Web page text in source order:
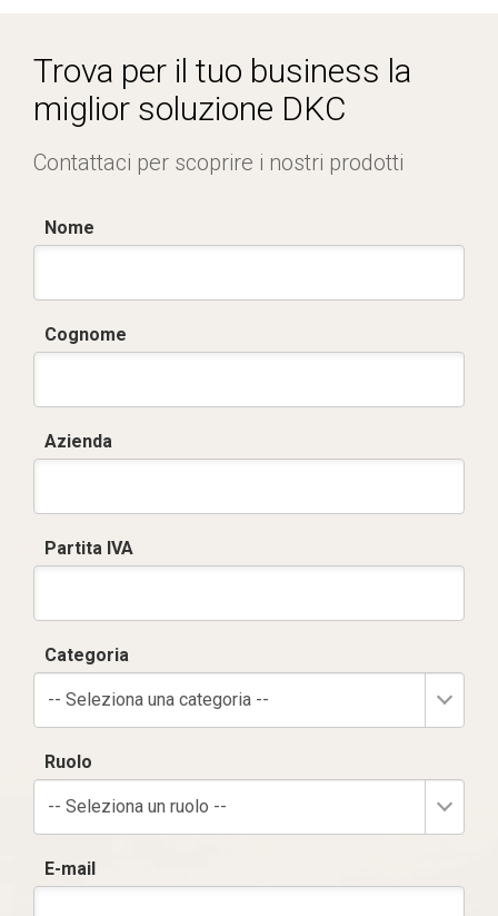
Trova per il tuo business la
miglior soluzione DKC
Contattaci per scoprire i nostri prodotti
Nome
Cognome
Azienda
Partita IVA
Categoria
-- Seleziona una categoria --
Ruolo
-- Seleziona un ruolo --
E-mail